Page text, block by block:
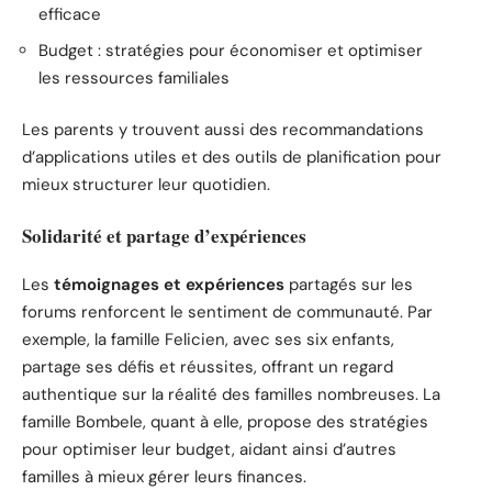
efficace
Budget : stratégies pour économiser et optimiser
les ressources familiales
Les parents y trouvent aussi des recommandations
d’applications utiles et des outils de planification pour
mieux structurer leur quotidien.
Solidarité et partage d’expériences
Les témoignages et expériences partagés sur les
forums renforcent le sentiment de communauté. Par
exemple, la famille Felicien, avec ses six enfants,
partage ses défis et réussites, offrant un regard
authentique sur la réalité des familles nombreuses. La
famille Bombele, quant à elle, propose des stratégies
pour optimiser leur budget, aidant ainsi d’autres
familles à mieux gérer leurs finances.